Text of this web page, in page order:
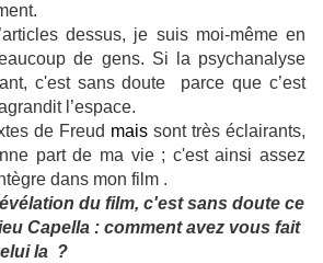
dessus, je suis moi-même en
de gens. Si la psychanalyse
c'est sans doute parce que c’est
l’espace.
de Freud mais sont très éclairants,
part de ma vie ; c'est ainsi assez
dans mon film .
du film, c'est sans doute ce
Capella : comment avez vous fait
la ?